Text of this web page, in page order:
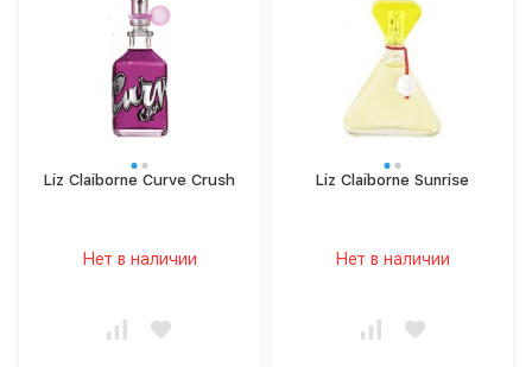
Liz Claiborne Curve Crush
Нет в наличии
Liz Claiborne Sunrise
Нет в наличии